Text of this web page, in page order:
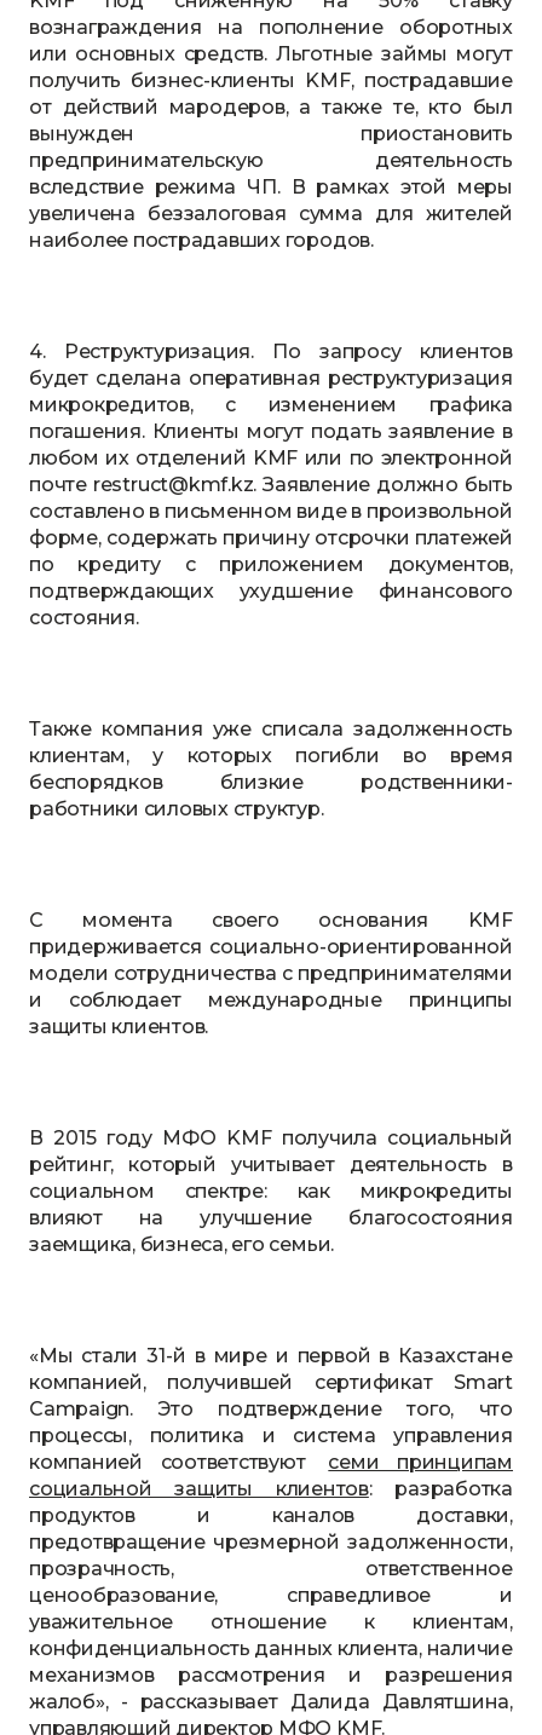
вознаграждения на пополнение оборотных
или основных средств. Льготные займы могут
получить бизнес-клиенты KMF, пострадавшие
от действий мародеров, а также те, кто был
вынужден приостановить
предпринимательскую деятельность
вследствие режима ЧП. В рамках этой меры
увеличена беззалоговая сумма для жителей
наиболее пострадавших городов.
4. Реструктуризация. По запросу клиентов
будет сделана оперативная реструктуризация
микрокредитов, с изменением графика
погашения. Клиенты могут подать заявление в
любом их отделений KMF или по электронной
почте restruct@kmf.kz. Заявление должно быть
составлено в письменном виде в произвольной
форме, содержать причину отсрочки платежей
по кредиту с приложением документов,
подтверждающих ухудшение финансового
состояния.
Также компания уже списала задолженность
клиентам, у которых погибли во время
беспорядков близкие родственники-
работники силовых структур.
С момента своего основания KMF
придерживается социально-ориентированной
модели сотрудничества с предпринимателями
и соблюдает международные принципы
защиты клиентов.
В 2015 году МФО KMF получила социальный
рейтинг, который учитывает деятельность в
социальном спектре: как микрокредиты
влияют на улучшение благосостояния
заемщика, бизнеса, его семьи.
«Мы стали 31-й в мире и первой в Казахстане
компанией, получившей сертификат Smart
Campaign. Это подтверждение того, что
процессы, политика и система управления
компанией соответствуют
семи принципам
социальной защиты клиентов: разработка
продуктов и каналов доставки,
предотвращение чрезмерной задолженности,
прозрачность, ответственное
ценообразование, справедливое и
уважительное отношение к клиентам,
конфиденциальность данных клиента, наличие
механизмов рассмотрения и разрешения
жалоб», - рассказывает Далида Давлятшина,
управляющий директор МФО KMF.